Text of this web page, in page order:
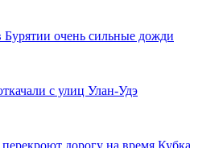
очень сильные дожди
с улиц Улан-Удэ